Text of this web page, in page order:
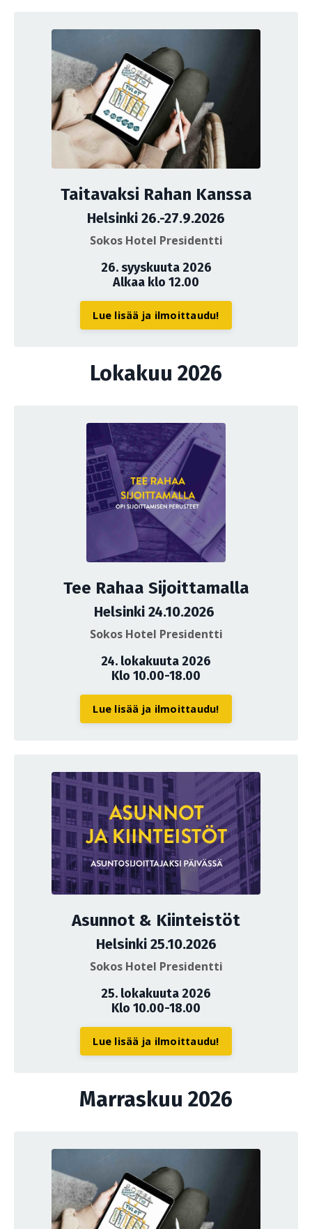
Taitavaksi Rahan Kanssa
Helsinki 26.-27.9.2026
Sokos Hotel Presidentti
26. syyskuuta 2026
Alkaa klo 12.00
Lue lisää ja ilmoittaudu!
Lokakuu 2026
Tee Rahaa Sijoittamalla
Helsinki 24.10.2026
Sokos Hotel Presidentti
24. lokakuuta 2026
Klo 10.00-18.00
Lue lisää ja ilmoittaudu!
Asunnot & Kiinteistöt
Helsinki 25.10.2026
Sokos Hotel Presidentti
25. lokakuuta 2026
Klo 10.00-18.00
Lue lisää ja ilmoittaudu!
Marraskuu 2026